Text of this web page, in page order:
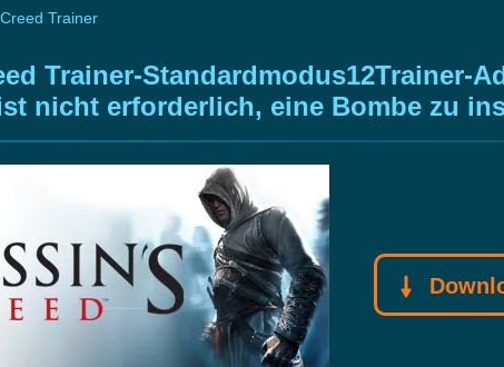
Trainer
Trainer-Standardmodus12Trainer-
nicht erforderlich, eine Bombe zu